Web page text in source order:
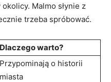
Malmo słynie z
trzeba spróbować.
Dlaczego ‍warto?
Przypominają o historii
miasta